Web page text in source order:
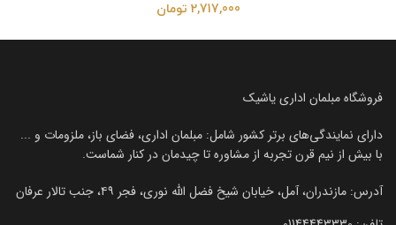
2,717,000 تومان
فروشگاه مبلمان اداری یاشیک
دارای نمایندگی‌های برتر کشور شامل: مبلمان اداری، فضای باز، ملزومات و ...
با بیش از نیم قرن تجربه از مشاوره تا چیدمان در کنار شماست.
آدرس: مازندران، آمل، خیابان شیخ فضل الله نوری، فجر ۴۹، جنب تالار عرفان